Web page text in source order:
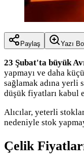
Paylaş Yazı
23 Şubat'ta büyük
yapmayı ve daha
sağlamak adına yerli
düşük fiyatları kabul
Alıcılar, yeterli
nedeniyle stok
Çelik